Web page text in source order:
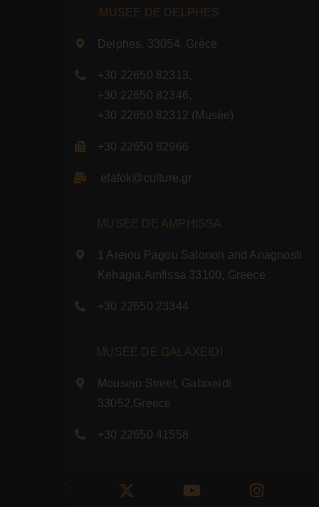
MUSÉE DE DELPHES
Delphes, 33054, Grèce
+30 22650 82313,
+30 22650 82346,
+30 22650 82312 (Musée)
+30 22650 82966
efafok@culture.gr
MUSÉE DE AMPHISSA
1 Areiou Pagou Salonon and Anagnosti
Kehagia,Amfissa 33100, Greece
+30 22650 23344
MUSÉE DE GALAXEIDI
Mouseio Street, Galaxeidi
33052,Greece
+30 22650 41558